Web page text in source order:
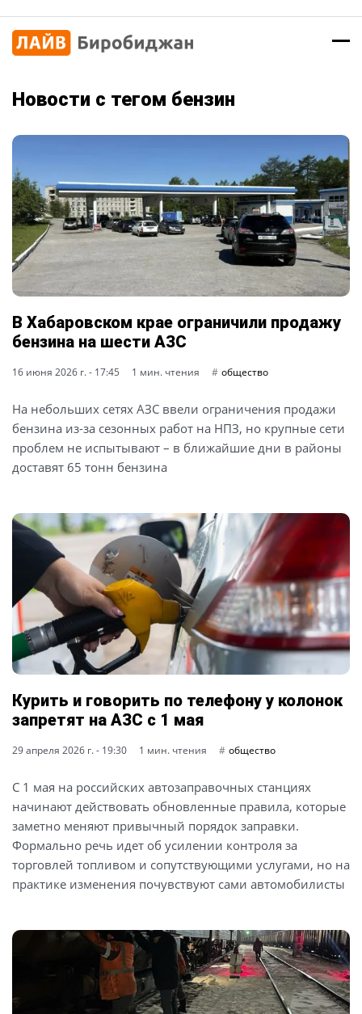
Новости с тегом бензин
В Хабаровском крае ограничили продажу
бензина на шести АЗС
16 июня 2026 г. - 17:45 1 мин. чтения общество
На небольших сетях АЗС ввели ограничения продажи
бензина из-за сезонных работ на НПЗ, но крупные сети
проблем не испытывают – в ближайшие дни в районы
доставят 65 тонн бензина
Курить и говорить по телефону у колонок
запретят на АЗС с 1 мая
29 апреля 2026 г. - 19:30 1 мин. чтения общество
С 1 мая на российских автозаправочных станциях
начинают действовать обновленные правила, которые
заметно меняют привычный порядок заправки.
Формально речь идет об усилении контроля за
торговлей топливом и сопутствующими услугами, но на
практике изменения почувствуют сами автомобилисты